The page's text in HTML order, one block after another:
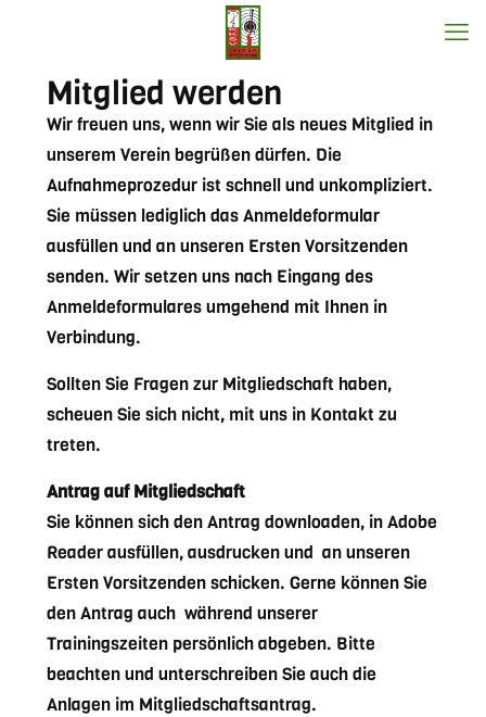
Mitglied werden
Wir freuen uns, wenn wir Sie als neues Mitglied in
unserem Verein begrüßen dürfen. Die
Aufnahmeprozedur ist schnell und unkompliziert.
Sie müssen lediglich das Anmeldeformular
ausfüllen und an unseren Ersten Vorsitzenden
senden. Wir setzen uns nach Eingang des
Anmeldeformulares umgehend mit Ihnen in
Verbindung.
Sollten Sie Fragen zur Mitgliedschaft haben,
scheuen Sie sich nicht, mit uns in Kontakt zu
treten.
Antrag auf Mitgliedschaft
Sie können sich den Antrag downloaden, in Adobe
Reader ausfüllen, ausdrucken und an unseren
Ersten Vorsitzenden schicken. Gerne können Sie
den Antrag auch während unserer
Trainingszeiten persönlich abgeben. Bitte
beachten und unterschreiben Sie auch die
Anlagen im Mitgliedschaftsantrag.